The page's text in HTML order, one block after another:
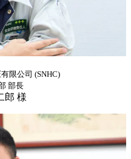
限公司 (SNHC)
部長
郎 様